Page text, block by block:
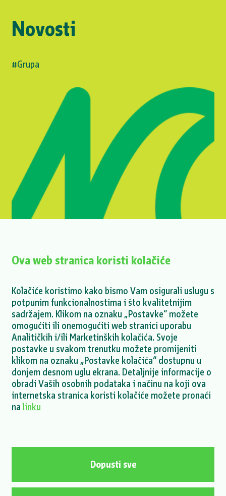
Novosti
#Grupa
VIŠE NOVOSTI >
Mihailesti projekt - objava dokumenata o
finalizaciji ESDD procesa
VIŠE >
Ova web stranica koristi kolačiće
Kolačiće koristimo kako bismo Vam osigurali uslugu s
potpunim funkcionalnostima i što kvalitetnijim
sadržajem. Klikom na oznaku „Postavke“ možete
omogućiti ili onemogućiti web stranici uporabu
Analitičkih i/ili Marketinških kolačića. Svoje
postavke u svakom trenutku možete promijeniti
klikom na oznaku „Postavke kolačića“ dostupnu u
donjem desnom uglu ekrana. Detaljnije informacije o
obradi Vaših osobnih podataka i načinu na koji ova
internetska stranica koristi kolačiće možete pronaći
nalinku
Dopusti sve